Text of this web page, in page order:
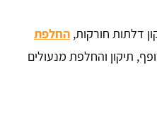
דלתות חורקות, החלפת
תיקון והחלפת מנעולים